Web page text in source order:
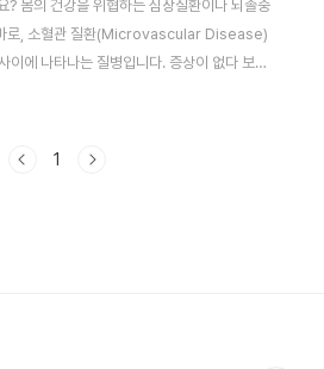
? 몸의 건강을 위협하는 심장질환이나 뇌졸중
바로, 소혈관 질환(Microvascular Disease)
이에 나타나는 질병입니다. 증상이 없다 보니,
나타날 수가 있어요. 이름은 낯설 수 있지만,
경고등을 울리는 주요 질환이니, 예방법과
1